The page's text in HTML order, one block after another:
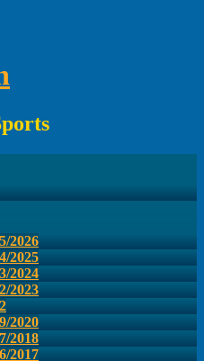
2026
2025
2024
2023
2020
2018
2017